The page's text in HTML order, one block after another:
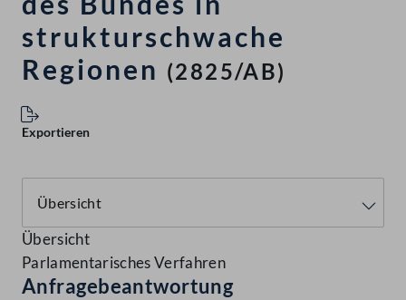
strukturschwache
Regionen (2825/AB)
Exportieren
Übersicht
Parlamentarisches Verfahren
Anfragebeantwortung